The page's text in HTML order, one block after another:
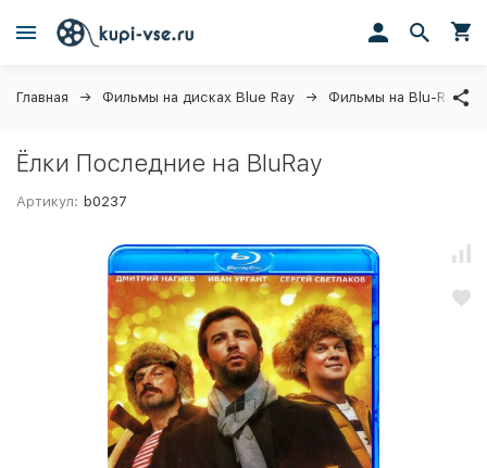
Главная Фильмы на дисках Blue Ray Фильмы на Blu-Ray
Ёлки Последние на BluRay
Артикул: b0237